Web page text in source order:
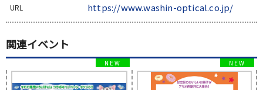
URL https://www.washin-optical.co.jp/
関連イベント